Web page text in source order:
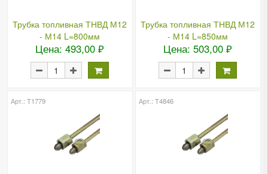
Трубка топливная ТНВД М12
- М14 L=800мм
Цена: 493,00 ₽
Трубка топливная ТНВД М12
- М14 L=850мм
Цена: 503,00 ₽
Арт.: Т1779 Арт.: Т4846